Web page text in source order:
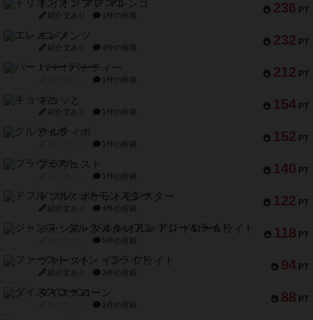
236 PT
トリオンフ ア マレンゴ
紹介文あり 1件の投稿
232 PT
エレメンツ
紹介文あり 4件の投稿
212 PT
バー！パーティー
1件の投稿
154 PT
ギョッと
紹介文あり 1件の投稿
152 PT
クルティボ
1件の投稿
140 PT
ブラヴェスト
1件の投稿
122 PT
ドブル：ポケットモンスター
紹介文あり 4件の投稿
118 PT
ジャンヌ・ダルク-オルレアン ドロー＆ライト
5件の投稿
94 PT
ファースト・イン・フライト
紹介文あり 3件の投稿
88 PT
ダイススローン
1件の投稿